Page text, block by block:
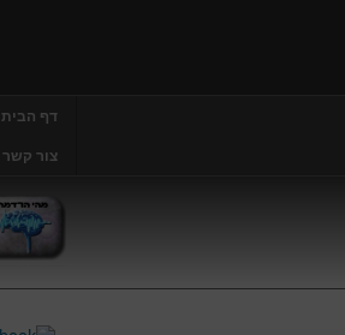
דף הבית
צור קשר